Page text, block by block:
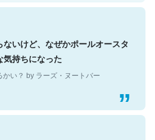
いけど、なぜかポールオースタ
持ちになった